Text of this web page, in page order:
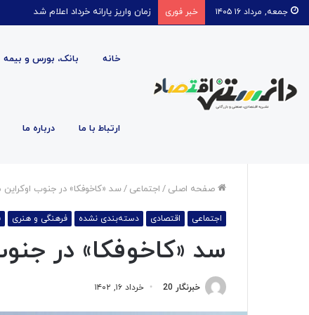
جمعه, مرداد ۱۶ ۱۴۰۵ خبر فوری قیمت روغن دریکسال رکورد زد
خانه بانک، بورس و بیمه
ارتباط با ما درباره ما
صفحه اصلی / اجتماعی /سد «کاخوفکا» در جنوب
اجتماعی اقتصادی دسته‌بندی نشده فرهنگی و هنری
سد «کاخوفکا» در
خبرنگار 20 خرداد ۱۶, ۱۴۰۲